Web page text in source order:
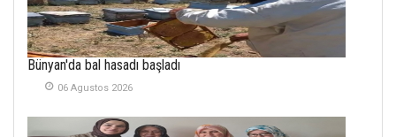
26 Subat 2026
METİN ERTEM
21 Haziran 2026
Bünyan'da bal hasadı başladı
06 Agustos 2026